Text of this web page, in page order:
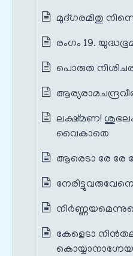
മുദ്ഗരമിതു
രംഗം 19.
പൊരുത
ലക്ഷ്മണ!
വൈകാതെ
ആരെടാ രേ രേ
കേളെടാ